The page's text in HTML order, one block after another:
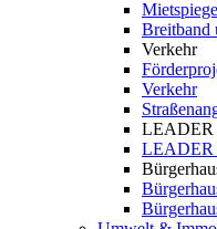
Breitband
Verkehr
Verkehr
LEADER